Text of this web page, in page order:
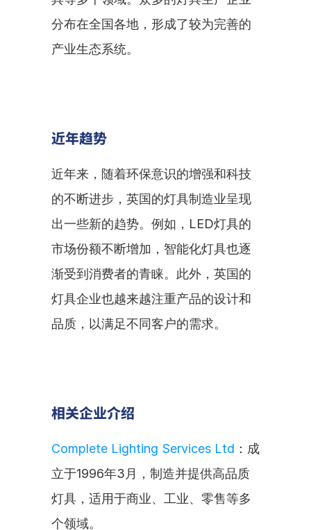
分布在全国各地，形成了较为完善的
产业生态系统。
近年趋势
近年来，随着环保意识的增强和科技
的不断进步，英国的灯具制造业呈现
出一些新的趋势。例如，LED灯具的
市场份额不断增加，智能化灯具也逐
渐受到消费者的青睐。此外，英国的
灯具企业也越来越注重产品的设计和
品质，以满足不同客户的需求。
相关企业介绍
Complete Lighting Services Ltd ：成
立于1996年3月，制造并提供高品质
灯具，适用于商业、工业、零售等多
个领域。